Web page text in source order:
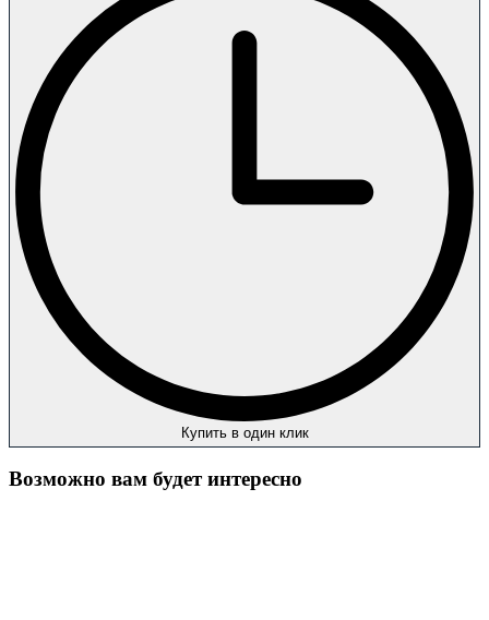
Купить в один клик
Возможно вам будет интересно